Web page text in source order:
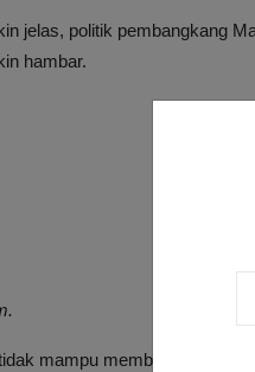
jelas, politik pembangkang
hambar.
mampu membetulkan